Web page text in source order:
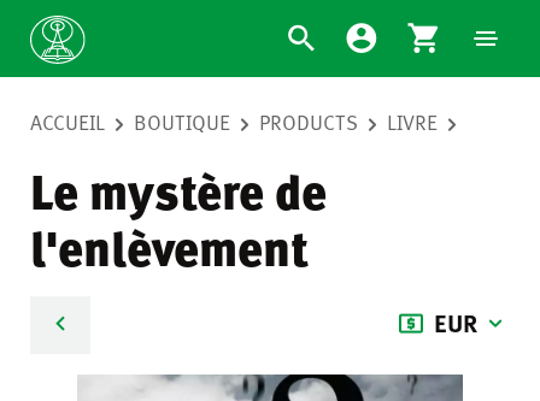
ACCUEIL BOUTIQUE PRODUCTS LIVRE
Le mystère de
l'enlèvement
EUR